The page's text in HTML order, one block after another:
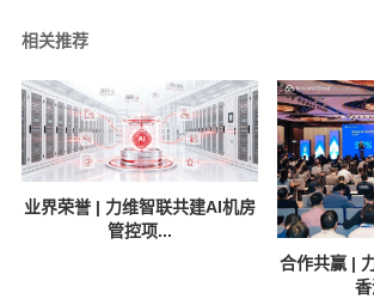
相关推荐
业界荣誉 | 力维智联共建AI机房
管控项...
合作共赢 |